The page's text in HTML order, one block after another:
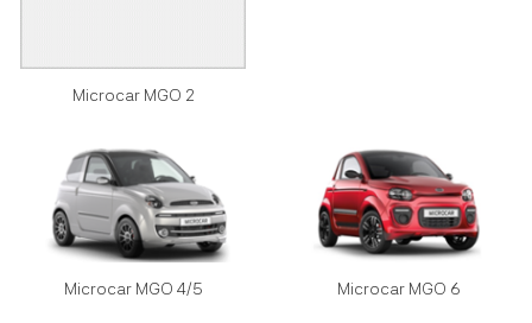
Microcar MGO 2
Microcar MGO 4/5 Microcar MGO 6